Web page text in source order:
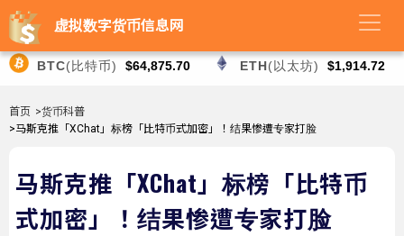
虚拟数字货币信息网
BTC(比特币) $64,875.70 ETH(以太坊) $1,914.72
首页 >货币科普
>马斯克推「XChat」标榜「比特币式加密」！结果惨遭专家打脸
马斯克推「XChat」标榜「比特币
式加密」！结果惨遭专家打脸